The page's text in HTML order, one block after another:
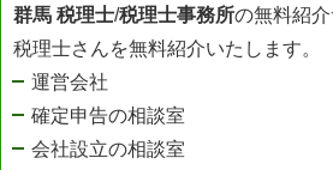
群馬 税理士/税理士事務所の無料紹
税理士さんを無料紹介いたします。
運営会社
確定申告の相談室
会社設立の相談室